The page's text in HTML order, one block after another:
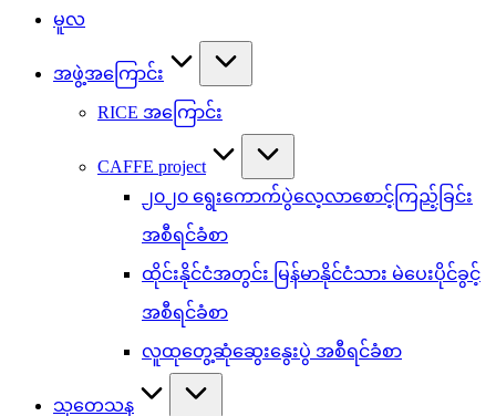
မူလ
အဖွဲ့အကြောင်း
RICE အကြောင်း
CAFFE project
၂၀၂၀ ရွေးကောက်ပွဲလေ့လာစောင့်ကြည့်ခြင်း
အစီရင်ခံစာ
ထိုင်းနိုင်ငံအတွင်း မြန်မာနိုင်ငံသား မဲပေးပိုင်ခွင့်
အစီရင်ခံစာ
လူထုတွေ့ဆုံဆွေးနွေးပွဲ အစီရင်ခံစာ
သုတေသန